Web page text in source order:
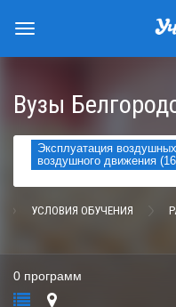
Вузы
Эксплуатация
воздушного движения
УСЛОВИЯ ОБУЧЕНИЯ
0 программ